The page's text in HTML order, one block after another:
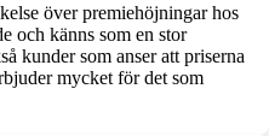
över premiehöjningar hos
och känns som en stor
kunder som anser att priserna
mycket för det som